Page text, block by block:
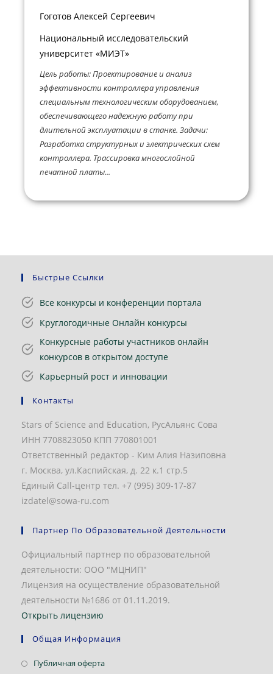
Гоготов Алексей Сергеевич
Национальный исследовательский
университет «МИЭТ»
Цель работы: Проектирование и анализ
эффективности контроллера управления
специальным технологическим оборудованием,
обеспечивающего надежную работу при
длительной эксплуатации в станке. Задачи:
Разработка структурных и электрических схем
контроллера. Трассировка многослойной
печатной платы...
Быстрые Ссылки
Все конкурсы и конференции портала
Круглогодичные Онлайн конкурсы
Конкурсные работы участников онлайн
конкурсов в открытом доступе
Карьерный рост и инновации
Контакты
Stars of Science and Education, РусАльянс Сова
ИНН 7708823050 КПП 770801001
Ответственный редактор - Ким Алия Назиповна
г. Москва, ул.Каспийская, д. 22 к.1 стр.5
Единый Call-центр тел. +7 (995) 309-17-87
izdatel@sowa-ru.com
Партнер По Образовательной Деятельности
Официальный партнер по образовательной
деятельности: ООО "МЦНИП"
Лицензия на осуществление образовательной
деятельности №1686 от 01.11.2019.
Открыть лицензию
Общая Информация
Публичная офертаОткроется